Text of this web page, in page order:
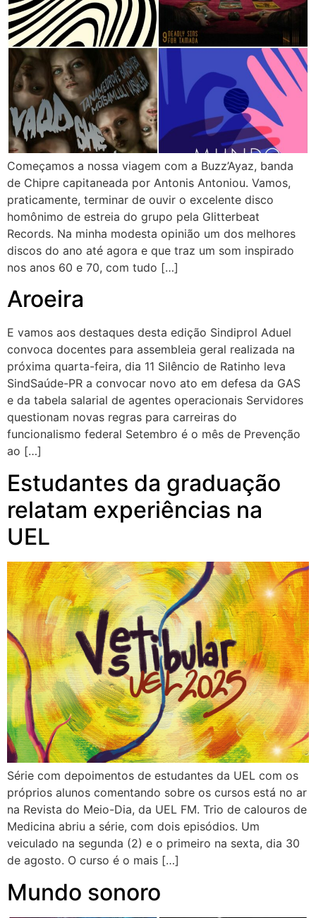
Começamos a nossa viagem com a Buzz’Ayaz, banda
de Chipre capitaneada por Antonis Antoniou. Vamos,
praticamente, terminar de ouvir o excelente disco
homônimo de estreia do grupo pela Glitterbeat
Records. Na minha modesta opinião um dos melhores
discos do ano até agora e que traz um som inspirado
nos anos 60 e 70, com tudo […]
Aroeira
E vamos aos destaques desta edição Sindiprol Aduel
convoca docentes para assembleia geral realizada na
próxima quarta-feira, dia 11 Silêncio de Ratinho leva
SindSaúde-PR a convocar novo ato em defesa da GAS
e da tabela salarial de agentes operacionais Servidores
questionam novas regras para carreiras do
funcionalismo federal Setembro é o mês de Prevenção
ao […]
Estudantes da graduação
relatam experiências na
UEL
Série com depoimentos de estudantes da UEL com os
próprios alunos comentando sobre os cursos está no ar
na Revista do Meio-Dia, da UEL FM. Trio de calouros de
Medicina abriu a série, com dois episódios. Um
veiculado na segunda (2) e o primeiro na sexta, dia 30
de agosto. O curso é o mais […]
Mundo sonoro